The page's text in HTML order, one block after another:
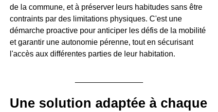
de la commune, et à préserver leurs habitudes sans être
contraints par des limitations physiques. C'est une
démarche proactive pour anticiper les défis de la mobilité
et garantir une autonomie pérenne, tout en sécurisant
l'accès aux différentes parties de leur habitation.
Une solution adaptée à chaque